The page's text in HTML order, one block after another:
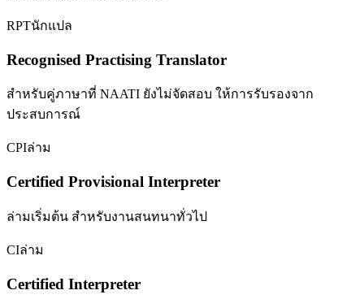
RPTนักแปล
Recognised Practising Translator
สำหรับคู่ภาษาที่ NAATI ยังไม่จัดสอบ ให้การรับรองจาก
ประสบการณ์
CPIล่าม
Certified Provisional Interpreter
ล่ามเริ่มต้น สำหรับงานสนทนาทั่วไป
CIล่าม
Certified Interpreter